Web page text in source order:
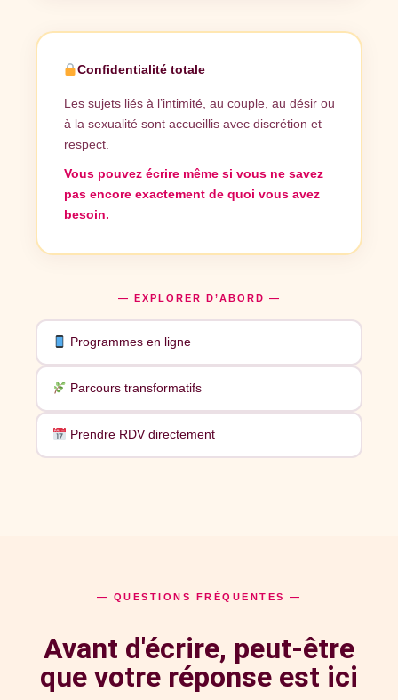
Confidentialité totale
Les sujets liés à l’intimité, au couple, au désir ou
à la sexualité sont accueillis avec discrétion et
respect.
Vous pouvez écrire même si vous ne savez
pas encore exactement de quoi vous avez
besoin.
— EXPLORER D’ABORD —
Programmes en ligne
Parcours transformatifs
Prendre RDV directement
— QUESTIONS FRÉQUENTES —
Avant d'écrire, peut-être
que votre réponse est ici